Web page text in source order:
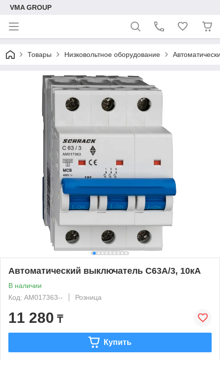
VMA GROUP
Товары Низковольтное оборудование
Автоматический выключатель C63А/3, 10кА
В наличии
Код: AM017363--
Розница
11 280 ₸
Купить